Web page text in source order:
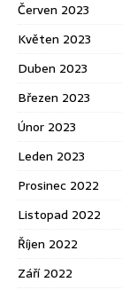
Červen 2023
Květen 2023
Duben 2023
Březen 2023
Únor 2023
Leden 2023
Prosinec 2022
Listopad 2022
Říjen 2022
Září 2022